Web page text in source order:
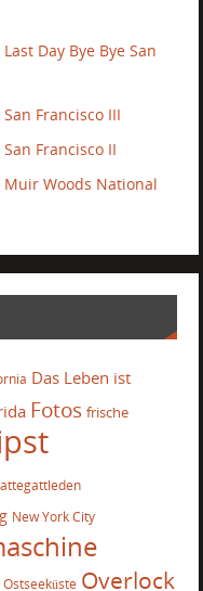
Day Bye Bye San
Francisco III
Francisco II
Muir Woods National
Das Leben ist
Fotos frische
New York City
Ostseeküste Overlock